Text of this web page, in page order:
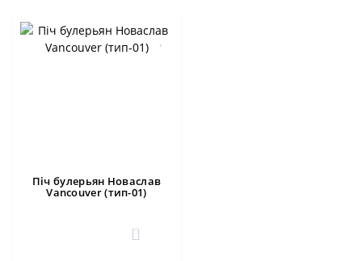
Піч булерьян Новаслав
Vancouver (тип-01)
0